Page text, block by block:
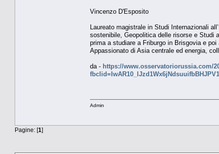
Vincenzo D'Esposito
Laureato magistrale in Studi Internazionali
sostenibile, Geopolitica delle risorse e Studi
prima a studiare a Friburgo in Brisgovia e
Appassionato di Asia centrale ed energia,
da - https://www.osservatoriorussia.com/
Admin
Pagine: [1]